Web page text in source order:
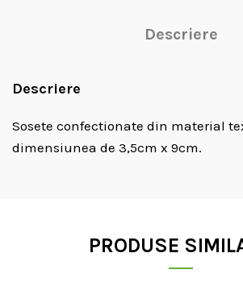
Descriere
Descriere
Sosete confectionate din material
dimensiunea de 3,5cm x 9cm.
PRODUSE